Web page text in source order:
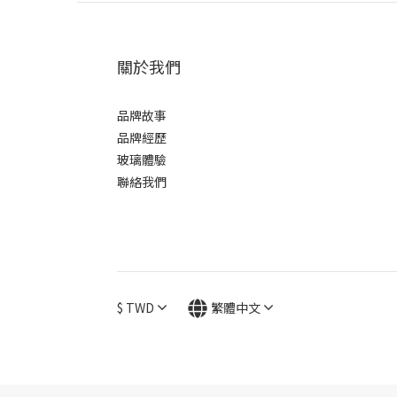
關於我們
品牌故事
品牌經歷
玻璃體驗
聯絡我們
$ TWD 繁體中文